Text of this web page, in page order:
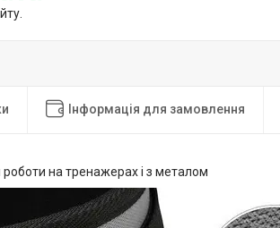
Інформація для замовлення
роботи на тренажерах і з металом